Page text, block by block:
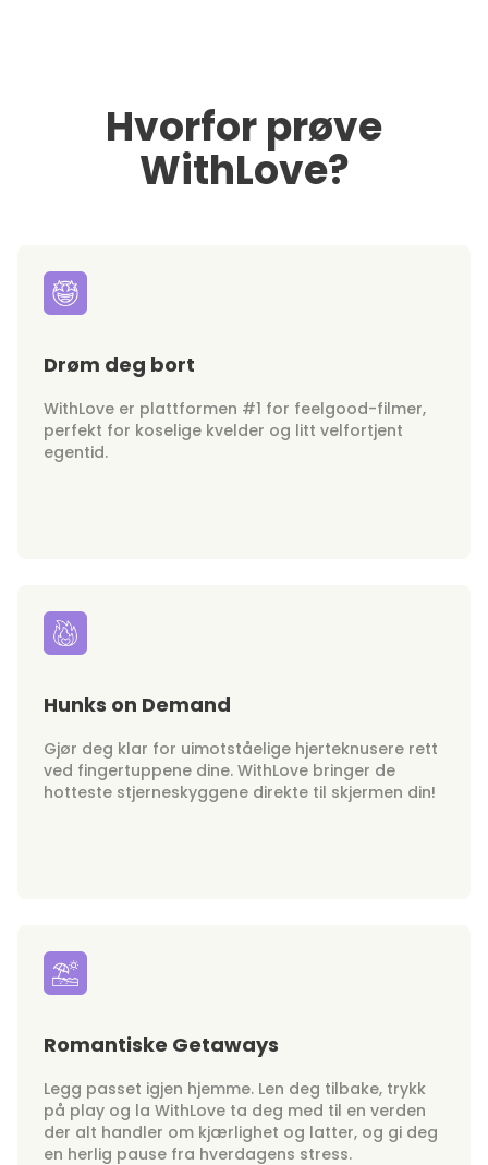
Hvorfor prøve
WithLove?
Drøm deg bort
WithLove er plattformen #1 for feelgood-filmer,
perfekt for koselige kvelder og litt velfortjent
egentid.
Hunks on Demand
Gjør deg klar for uimotståelige hjerteknusere rett
ved fingertuppene dine. WithLove bringer de
hotteste stjerneskyggene direkte til skjermen din!
Romantiske Getaways
Legg passet igjen hjemme. Len deg tilbake, trykk
på play og la WithLove ta deg med til en verden
der alt handler om kjærlighet og latter, og gi deg
en herlig pause fra hverdagens stress.